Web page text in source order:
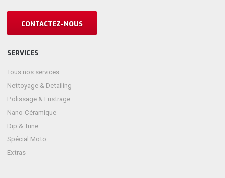
CONTACTEZ-NOUS
SERVICES
Tous nos services
Nettoyage & Detailing
Polissage & Lustrage
Nano-Céramique
Dip & Tune
Spécial Moto
Extras